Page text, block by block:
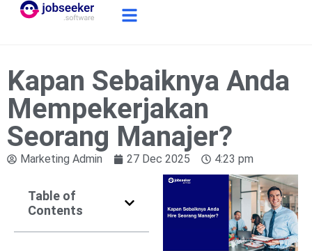
Kapan Sebaiknya Anda
Mempekerjakan
Seorang Manajer?
Marketing Admin 27 Dec 2025 4:23 pm
Table of
Contents